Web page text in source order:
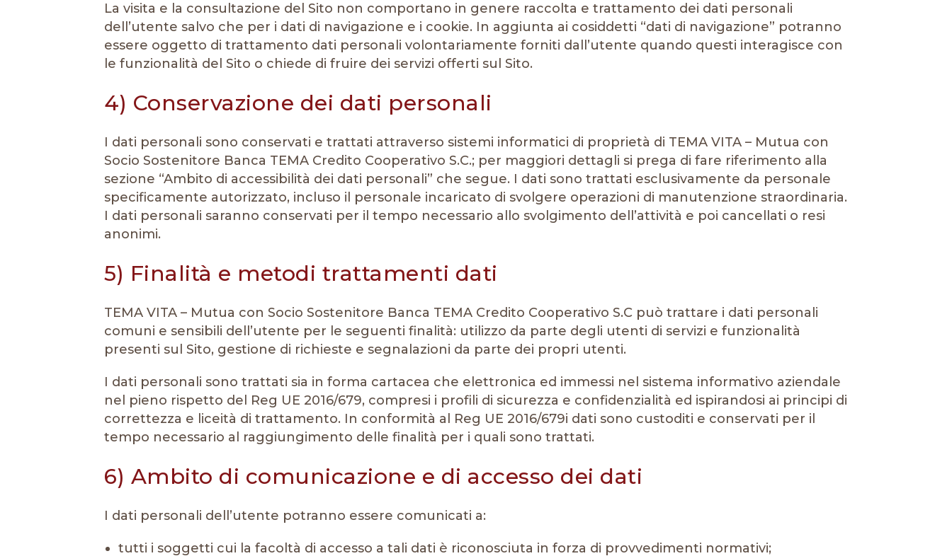
La visita e la consultazione del Sito non comportano in genere raccolta e trattamento dei dati personali
dell’utente salvo che per i dati di navigazione e i cookie. In aggiunta ai cosiddetti “dati di navigazione” potranno
essere oggetto di trattamento dati personali volontariamente forniti dall’utente quando questi interagisce con
le funzionalità del Sito o chiede di fruire dei servizi offerti sul Sito.
4) Conservazione dei dati personali
I dati personali sono conservati e trattati attraverso sistemi informatici di proprietà di TEMA VITA – Mutua con
Socio Sostenitore Banca TEMA Credito Cooperativo S.C.; per maggiori dettagli si prega di fare riferimento alla
sezione “Ambito di accessibilità dei dati personali” che segue. I dati sono trattati esclusivamente da personale
specificamente autorizzato, incluso il personale incaricato di svolgere operazioni di manutenzione straordinaria.
I dati personali saranno conservati per il tempo necessario allo svolgimento dell’attività e poi cancellati o resi
anonimi.
5) Finalità e metodi trattamenti dati
TEMA VITA – Mutua con Socio Sostenitore Banca TEMA Credito Cooperativo S.C può trattare i dati personali
comuni e sensibili dell’utente per le seguenti finalità: utilizzo da parte degli utenti di servizi e funzionalità
presenti sul Sito, gestione di richieste e segnalazioni da parte dei propri utenti.
I dati personali sono trattati sia in forma cartacea che elettronica ed immessi nel sistema informativo aziendale
nel pieno rispetto del Reg UE 2016/679, compresi i profili di sicurezza e confidenzialità ed ispirandosi ai principi di
correttezza e liceità di trattamento. In conformità al Reg UE 2016/679i dati sono custoditi e conservati per il
tempo necessario al raggiungimento delle finalità per i quali sono trattati.
6) Ambito di comunicazione e di accesso dei dati
I dati personali dell’utente potranno essere comunicati a:
tutti i soggetti cui la facoltà di accesso a tali dati è riconosciuta in forza di provvedimenti normativi;